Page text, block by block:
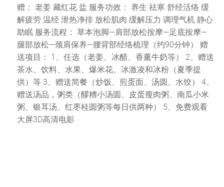
赠： 老姜 藏红花 盐 服务功效： 养生 祛寒 舒经活络 缓
解疲劳 温经 泄热净排 放松肌肉 缓解压力 调理气机 静心
助眠 服务流程： 草本泡脚—肩部放松按摩—足底按摩—
腿部放松—颈肩保养—腰背部经络梳理（约90分钟） 赠
送项目： 1、任选（老姜、冰醋、香薰牛奶等） 2、赠送
茶水、饮料、水果、爆米花、冰激凌和冰粉（夏季提
供）等 3、赠送简餐（炒饭、煎蛋面、汤圆、水饺） 4、
赠送汤品，粥类（醪糟小汤圆、皮蛋瘦肉粥、南瓜小米
粥、银耳汤、红枣桂圆粥等每日供两种） 5、免费观看
大屏3D高清电影